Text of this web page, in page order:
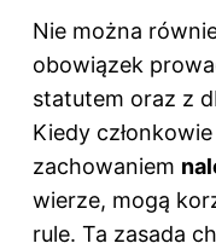
Nie można
obowiązek
statutem oraz z
Kiedy
zachowaniem
wierze, mogą
rule. Ta zasada